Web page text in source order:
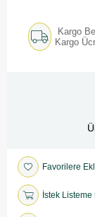
Kargo
Kargo
Favorilere
İstek Listeme